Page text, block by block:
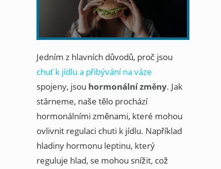
Jedním z hlavních důvodů, proč jsou
chuť k jídlu a přibývání na váze
spojeny, jsou hormonální změny. Jak
stárneme, naše tělo prochází
hormonálními změnami, které mohou
ovlivnit regulaci chuti k jídlu. Například
hladiny hormonu leptinu, který
reguluje hlad, se mohou snížit, což